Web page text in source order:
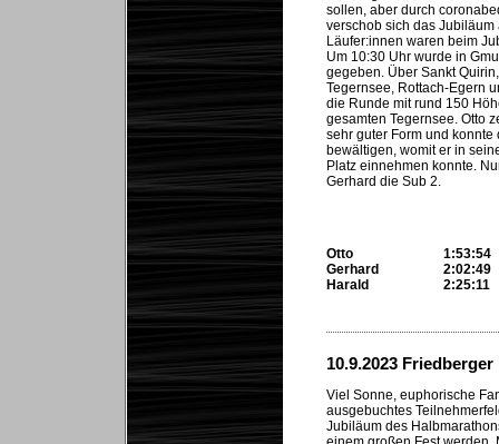
sollen, aber durch
verschob sich das
Läufer:innen waren beim
Um 10:30 Uhr wurde in
gegeben. Über Sankt
Tegernsee, Rottach-Egern
die Runde mit rund 150
gesamten Tegernsee. Otto
sehr guter Form und
bewältigen, womit er in
Platz einnehmen konnte.
Gerhard die Sub 2.
Otto
Gerhard
Harald
1:53:54
2:02:49
2:25:11
10.9.2023
Viel Sonne, euphorische
ausgebuchtes
Jubiläum des